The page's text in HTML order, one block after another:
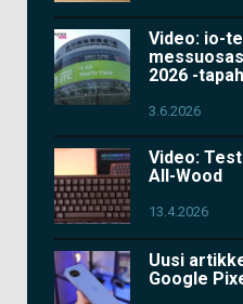
Video: io-
2026 -
3.6.2026
Video:
All-Wood
13.4.2026
Uusi
Google